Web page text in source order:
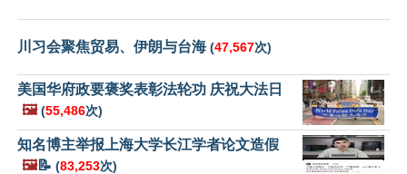
川习会聚焦贸易、伊朗与台海 (47,567次)
美国华府政要褒奖表彰法轮功 庆祝大法日
🖼️ (55,486次)
知名博主举报上海大学长江学者论文造假
🖼️📝 (83,253次)